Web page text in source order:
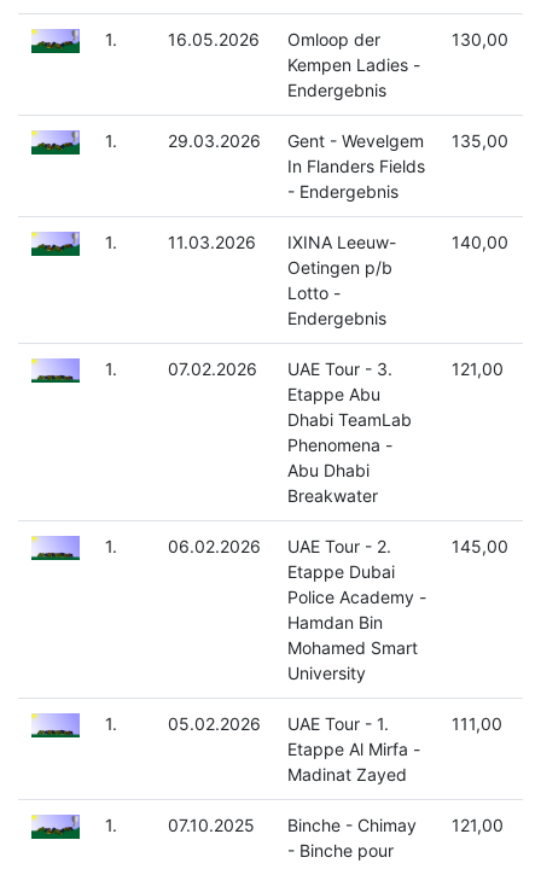
1. 16.05.2026
Omloop der
Kempen Ladies -
Endergebnis
130,00
1. 29.03.2026
Gent - Wevelgem
In Flanders Fields
- Endergebnis
135,00
1. 11.03.2026
IXINA Leeuw-
Oetingen p/b
Lotto -
Endergebnis
140,00
1. 07.02.2026
UAE Tour - 3.
Etappe Abu
Dhabi TeamLab
Phenomena -
Abu Dhabi
Breakwater
121,00
1. 06.02.2026
UAE Tour - 2.
Etappe Dubai
Police Academy -
Hamdan Bin
Mohamed Smart
University
145,00
1. 05.02.2026
UAE Tour - 1.
Etappe Al Mirfa -
Madinat Zayed
111,00
1. 07.10.2025
Binche - Chimay
- Binche pour
121,00